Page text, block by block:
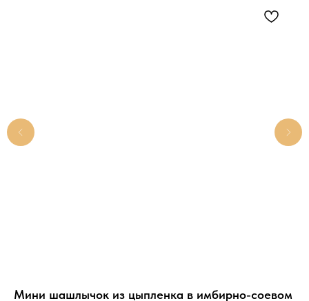
Мини шашлычок из цыпленка в имбирно-соевом